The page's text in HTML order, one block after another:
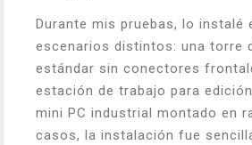
Durante mis pruebas, lo instalé
escenarios distintos: una torre
estándar sin conectores
estación de trabajo para
mini PC industrial montado en
casos, la instalación fue